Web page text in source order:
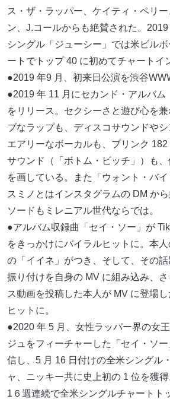
ス・ザ・ラッパー、ケイティ・ペリ
ン、J.コールからも絶賛された。
シングル「ジューシー」では⽶ビル
ートでトップ 40 に初めてチャートイ
●2019 年9 ⽉、初来⽇公演を渋⾕
●2019 年 11 ⽉にセカンド・アルバム
をリリース。セクシーさと遊び⼼を
ブなラップも、ディスコサウンドや
エアリーなボーカルも、ブリンク
サウンド（「ボトム・ビッチ」）も
を画している。また「ウォント・バ
スミノとはインスタグラムの DM か
ソードもミレニアル世代ならでは。
●アルバム収録曲「セイ・ソー」が
をきっかけにバイラルヒットに。本
の「イイネ」がつき、そして、その
振り付けを⾃⾝の MV に組み込み、
ス動画を投稿した本⼈が MV に登場
ヒットに。
●2020 年 5 ⽉、⼥性ラッパー界の⼥
ジュをフィーチャーした「セイ・ソ
信し、5 ⽉ 16 ⽇付けの全⽶シングル
ャ、ニッキー共に史上初の 1 位を獲
1６週連続で全⽶シングルチャートト